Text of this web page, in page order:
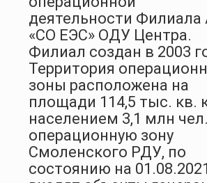
деятельности Филиала
«СО ЕЭС» ОДУ Центра.
Филиал создан в 2003
Территория
зоны расположена на
площади 114,5 тыс. кв.
населением 3,1 млн
операционную зону
Смоленского РДУ, по
состоянию на